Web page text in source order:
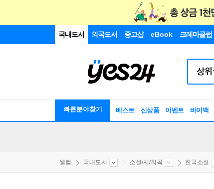
국내도서 외국도서 중고샵 eBook 크레마클럽
빠른분야찾기 베스트 신상품 이벤트 바이백
웰컴 국내도서 소설/시/희곡 한국소설